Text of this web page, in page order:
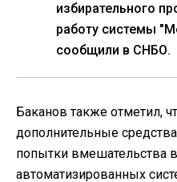
избирательного
работу системы
сообщили в СНБО.
Баканов также отметил,
дополнительные
попытки вмешательства
автоматизированных